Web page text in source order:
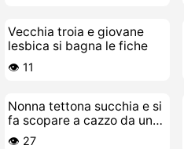
Vecchia troia e giovane
lesbica si bagna le fiche
👁️ 11
Nonna tettona succhia e si
fa scopare a cazzo da un
pivello in cucina
👁️ 27